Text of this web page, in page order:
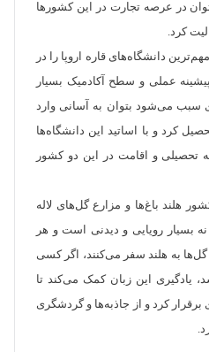
در عرصه تجارت در این کشورها
کرد.
دانشگاه‌های قاره اروپا را در
عملی و سطح آکادمیک بسیار
سبب می‌شود بتوان به آسانی وارد
کرد و با اساتید این دانشگاه‌ها
تحصیلی و اقامت در این دو کشور
هلند باغ‌ها و مزارع گل‌های لاله
بسیار رویایی و دیدنی است و هر
گل‌ها به هلند سفر می‌کنند، اگر کسی
یادگیری این زبان کمک می‌کند تا
برقرار کرد و از جاذبه‌ها و گردشگری